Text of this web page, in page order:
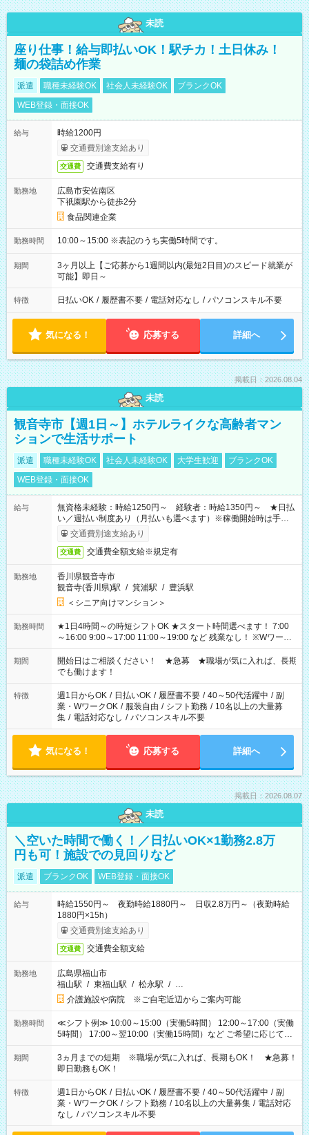
未読
座り仕事！給与即払いOK！駅チカ！土日休み！
麺の袋詰め作業
派遣 職種未経験OK 社会人未経験OK
ブランクOK
WEB登録・面接OK
給与
時給1200円
交通費別途支給あり
交通費 交通費支給有り
勤務地
広島市安佐南区
下祇園駅から徒歩2分
食品関連企業
勤務時間 10:00～15:00 ※表記のうち実働5時間です。
期間
3ヶ月以上【ご応募から1週間以内(最短2日目)のスピード就業が
可能】即日～
特徴 日払いOK / 履歴書不要 / 電話対応なし / パソコンスキル不要
気になる！ 応募する 詳細へ
掲載日：2026.08.04
未読
観音寺市【週1日～】ホテルライクな高齢者マン
ションで生活サポート
派遣 職種未経験OK 社会人未経験OK 大学生歓迎
ブランクOK
WEB登録・面接OK
給与
無資格未経験：時給1250円～ 経験者：時給1350円～ ★日払
い／週払い制度あり（月払いも選べます）※稼働開始時は手続き
完了次第のお支払いとなります。
交通費別途支給あり
交通費 交通費全額支給※規定有
勤務地
香川県観音寺市
観音寺(香川県)駅 / 箕浦駅 / 豊浜駅
＜シニア向けマンション＞
勤務時間
★1日4時間～の時短シフトOK ★スタート時間選べます！ 7:00
～16:00 9:00～17:00 11:00～19:00 など 残業なし！ ※Wワーク
の場合、他のお仕事と合わせ週40時間超の就業はご案内できま
せん ※法令に基づき、週20時間以上勤務は社会保険への加入対
象となります ※労働者派遣法（日雇い派遣の原則禁止）によ
り、短時間・短期間の就業はご案内が難しい場合があります
期間
開始日はご相談ください！ ★急募 ★職場が気に入れば、長期
でも働けます！
特徴 週1日からOK / 日払いOK / 履歴書不要 / 40～50代活躍中 / 副
業・WワークOK / 服装自由 / シフト勤務 / 10名以上の大量募
集 / 電話対応なし / パソコンスキル不要
気になる！ 応募する 詳細へ
掲載日：2026.08.07
未読
＼空いた時間で働く！／日払いOK×1勤務2.8万
円も可！施設での見回りなど
派遣 ブランクOK WEB登録・面接OK
給与
時給1550円～ 夜勤時給1880円～ 日収2.8万円～（夜勤時給
1880円×15h）
交通費別途支給あり
交通費 交通費全額支給
勤務地
広島県福山市
福山駅 / 東福山駅 / 松永駅 / …
介護施設や病院 ※ご自宅近辺からご案内可能
勤務時間
≪シフト例≫ 10:00～15:00（実働5時間） 12:00～17:00（実働
5時間） 17:00～翌10:00（実働15時間）など ご希望に応じて、
働く時間は調整できます！ お気軽に担当へ相談ください！
期間
3ヵ月までの短期 ※職場が気に入れば、長期もOK！ ★急募！
即日勤務もOK！
特徴 週1日からOK / 日払いOK / 履歴書不要 / 40～50代活躍中 / 副
業・WワークOK / シフト勤務 / 10名以上の大量募集 / 電話対応
なし / パソコンスキル不要